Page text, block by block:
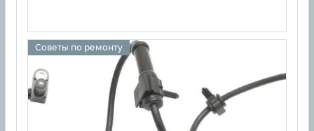
Советы по ремонту